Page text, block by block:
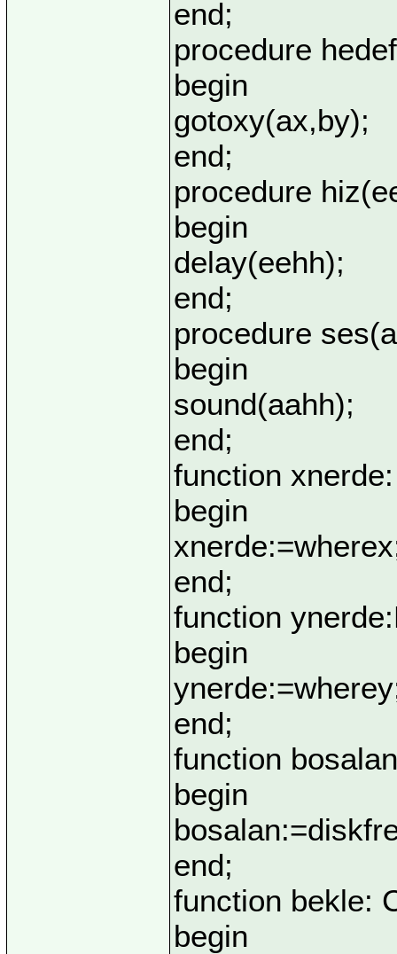
end;
procedure
begin
gotoxy(ax,by);
end;
procedure
begin
delay(eehh);
end;
procedure
begin
sound(aahh);
end;
function
begin
end;
function
begin
end;
function
begin
end;
function bekle:
begin